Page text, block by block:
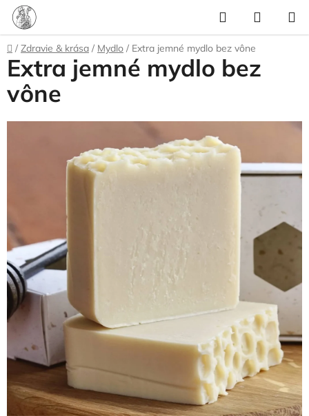
Prejsť
obsah
Hľadať
KOŠÍK
Domov
/ Zdravie & krása / Mydlo / Extra jemné mydlo bez vône
Extra jemné mydlo bez
vône